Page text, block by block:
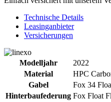
Technische Details
Leasinganbieter
Versicherungen
Modelljahr
2022
Material
HPC
Gabel
Fox 34
Hinterbaufederung Fox Float